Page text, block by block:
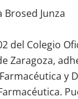
Brosed Junza
del Colegio
Zaragoza,
y